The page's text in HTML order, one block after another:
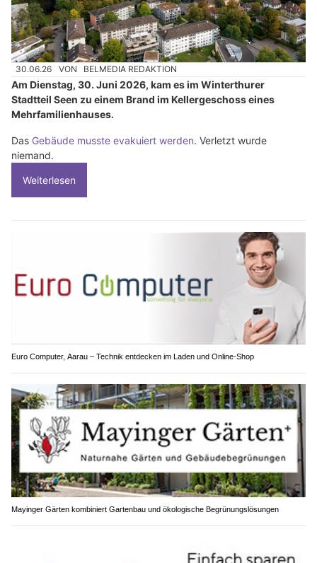
30.06.26 VON BELMEDIA REDAKTION
Am Dienstag, 30. Juni 2026, kam es im Winterthurer
Stadtteil Seen zu einem Brand im Kellergeschoss eines
Mehrfamilienhauses.
Das Gebäude musste evakuiert werden. Verletzt wurde
niemand.
Weiterlesen
Euro Computer, Aarau – Technik entdecken im Laden und Online-Shop
Mayinger Gärten kombiniert Gartenbau und ökologische Begrünungslösungen